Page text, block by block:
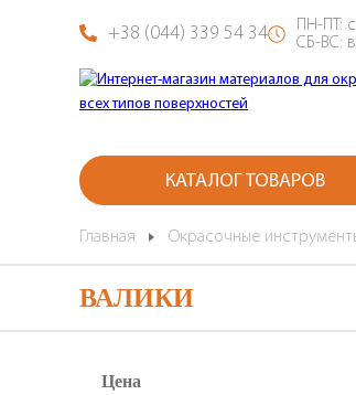
+38 (044) 339 54 34
ПН-ПТ:
СБ-ВС:
КАТАЛОГ ТОВАРОВ
Главная Окрасочные
ВАЛИКИ
Цена